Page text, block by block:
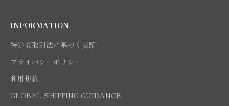
INFORMATION
特定商取引法に基づく表記
プライバシーポリシー
利用規約
GLOBAL SHIPPING GUIDANCE